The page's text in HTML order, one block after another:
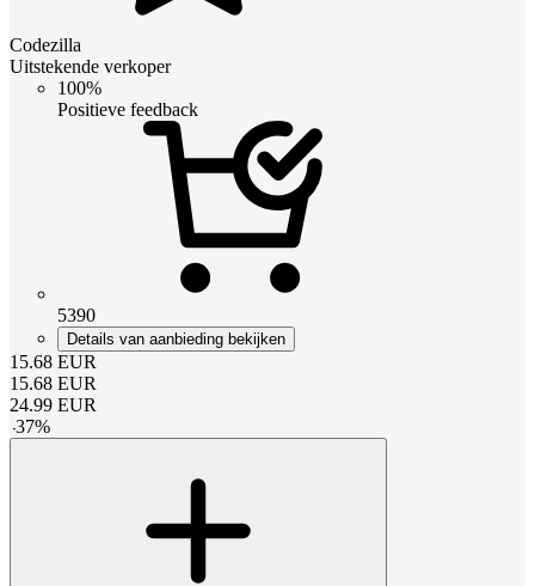
Codezilla
Uitstekende verkoper
100%
Positieve feedback
5390
Details van aanbieding bekijken
15.68 EUR
15.68 EUR
24.99 EUR
-37%